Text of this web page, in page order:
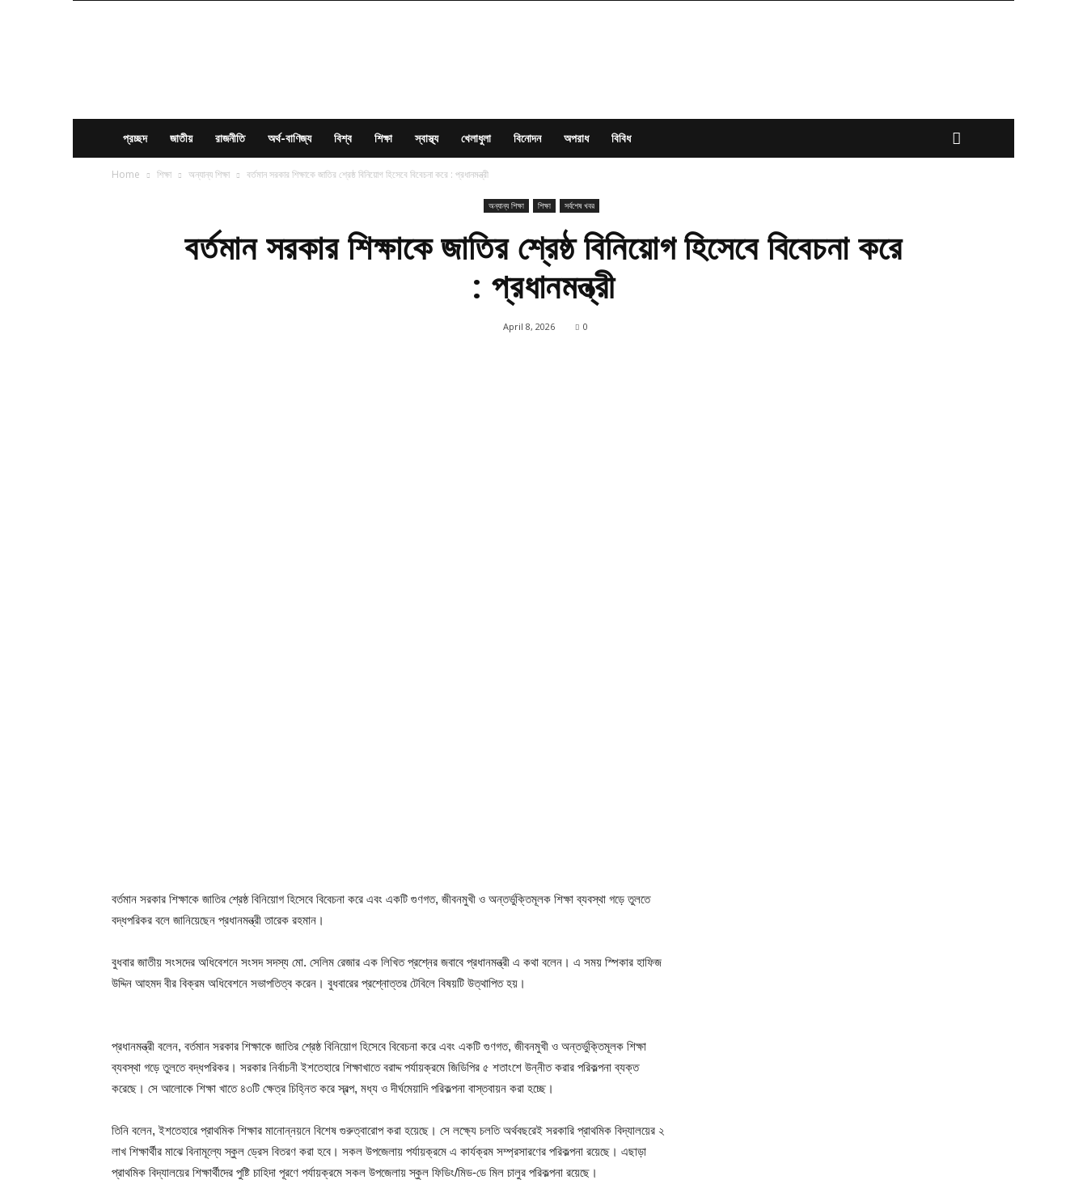
প্রচ্ছদ জাতীয় রাজনীতি অর্থ-বাণিজ্য বিশ্ব শিক্ষা স্বাস্থ্য খেলাধুলা বিনোদন অপরাধ বিবিধ
Home শিক্ষা অন্যান্য শিক্ষা বর্তমান সরকার শিক্ষাকে জাতির শ্রেষ্ঠ বিনিয়োগ হিসেবে বিবেচনা করে : প্রধানমন্ত্রী
অন্যান্য শিক্ষা শিক্ষা সর্বশেষ খবর
বর্তমান সরকার শিক্ষাকে জাতির শ্রেষ্ঠ বিনিয়োগ হিসেবে বিবেচনা করে
: প্রধানমন্ত্রী
April 8, 2026 0
বর্তমান সরকার শিক্ষাকে জাতির শ্রেষ্ঠ বিনিয়োগ হিসেবে বিবেচনা করে এবং একটি গুণগত, জীবনমুখী ও অন্তর্ভুক্তিমূলক শিক্ষা ব্যবস্থা গড়ে তুলতে
বদ্ধপরিকর বলে জানিয়েছেন প্রধানমন্ত্রী তারেক রহমান।
বুধবার জাতীয় সংসদের অধিবেশনে সংসদ সদস্য মো. সেলিম রেজার এক লিখিত প্রশ্নের জবাবে প্রধানমন্ত্রী এ কথা বলেন। এ সময় স্পিকার হাফিজ
উদ্দিন আহমদ বীর বিক্রম অধিবেশনে সভাপতিত্ব করেন। বুধবারের প্রশ্নোত্তর টেবিলে বিষয়টি উত্থাপিত হয়।
প্রধানমন্ত্রী বলেন, বর্তমান সরকার শিক্ষাকে জাতির শ্রেষ্ঠ বিনিয়োগ হিসেবে বিবেচনা করে এবং একটি গুণগত, জীবনমুখী ও অন্তর্ভুক্তিমূলক শিক্ষা
ব্যবস্থা গড়ে তুলতে বদ্ধপরিকর। সরকার নির্বাচনী ইশতেহারে শিক্ষাখাতে বরাদ্দ পর্যায়ক্রমে জিডিপির ৫ শতাংশে উন্নীত করার পরিকল্পনা ব্যক্ত
করেছে। সে আলোকে শিক্ষা খাতে ৪৩টি ক্ষেত্র চিহ্নিত করে স্বল্প, মধ্য ও দীর্ঘমেয়াদি পরিকল্পনা বাস্তবায়ন করা হচ্ছে।
তিনি বলেন, ইশতেহারে প্রাথমিক শিক্ষার মানোন্নয়নে বিশেষ গুরুত্বারোপ করা হয়েছে। সে লক্ষ্যে চলতি অর্থবছরেই সরকারি প্রাথমিক বিদ্যালয়ের ২
লাখ শিক্ষার্থীর মাঝে বিনামূল্যে স্কুল ড্রেস বিতরণ করা হবে। সকল উপজেলায় পর্যায়ক্রমে এ কার্যক্রম সম্প্রসারণের পরিকল্পনা রয়েছে। এছাড়া
প্রাথমিক বিদ্যালয়ের শিক্ষার্থীদের পুষ্টি চাহিদা পূরণে পর্যায়ক্রমে সকল উপজেলায় স্কুল ফিডিং/মিড-ডে মিল চালুর পরিকল্পনা রয়েছে।